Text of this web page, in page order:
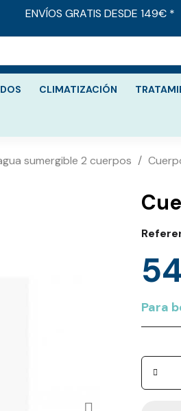
ENVÍOS GRATIS DESDE 149€ *
CLIMATIZACIÓN
sumergible 2 cuerpos
Para